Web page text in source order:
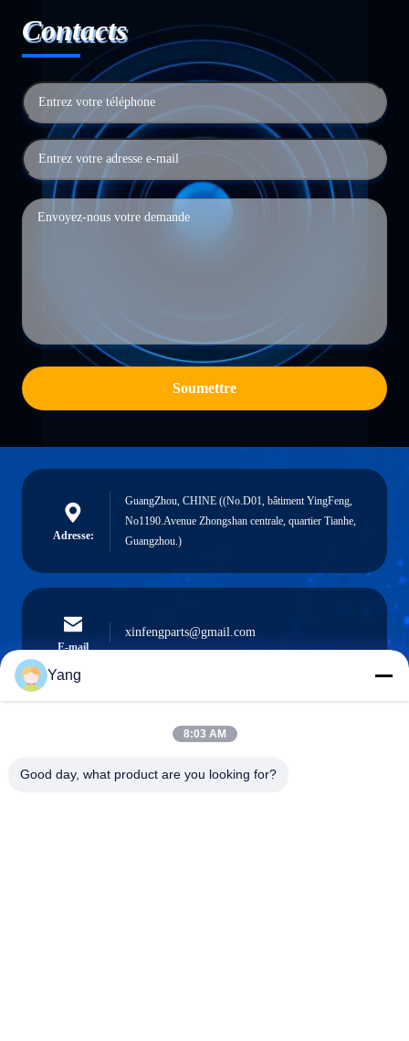
Contacts
Soumettre
Adresse:
GuangZhou, CHINE ((No.D01, bâtiment YingFeng,
No1190.Avenue Zhongshan centrale, quartier Tianhe,
Guangzhou.)
E-mail
xinfengparts@gmail.com
0086-189-9844-3486
Yang
8:03 AM
Good day, what product are you looking for?